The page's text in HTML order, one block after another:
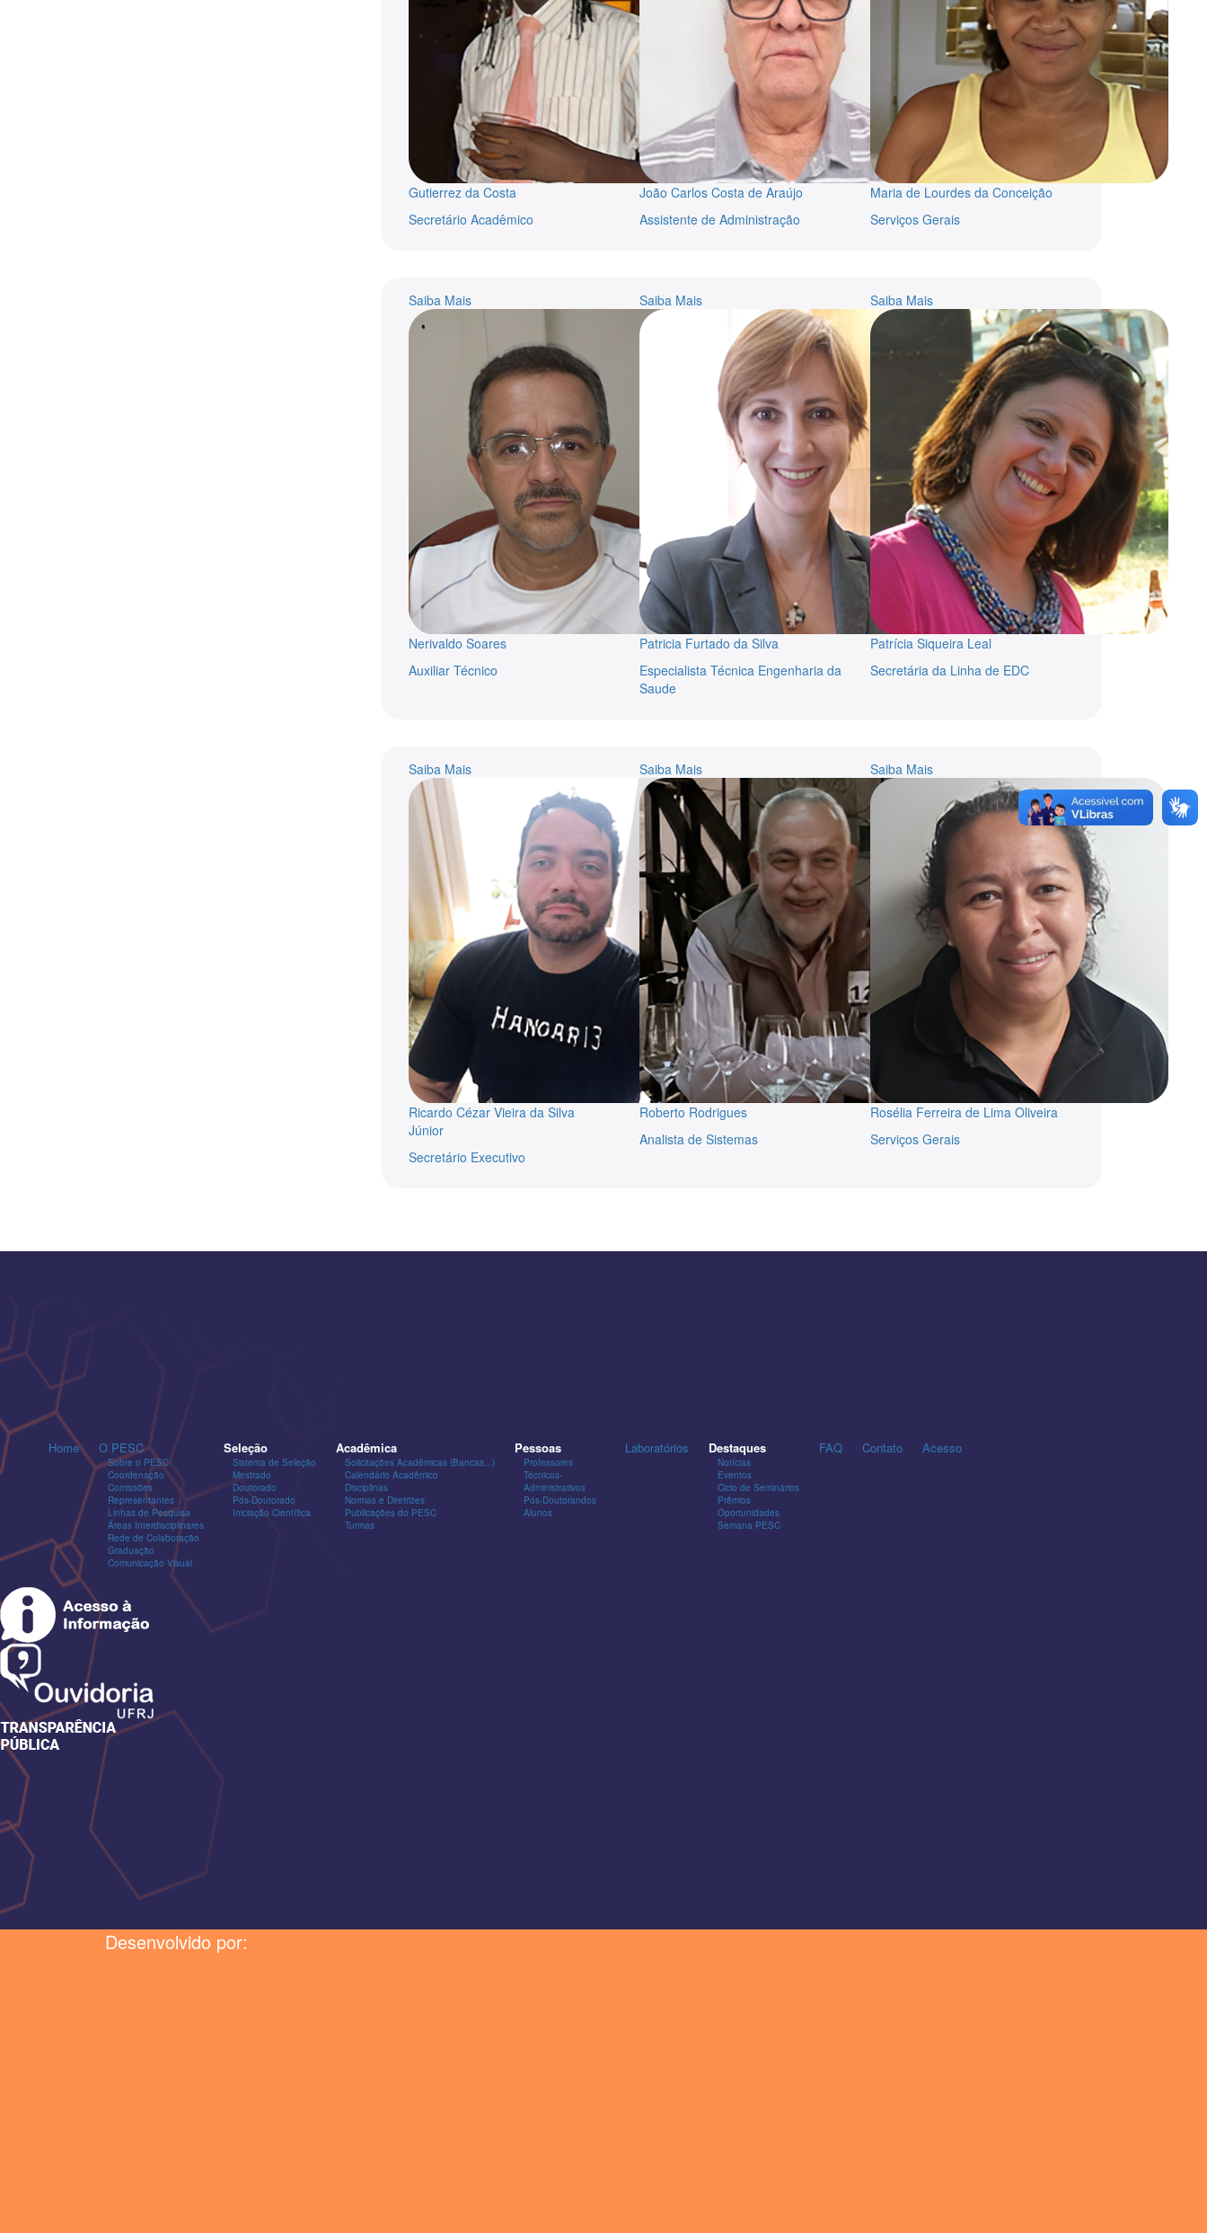
Gutierrez da Costa
Secretário Acadêmico
João Carlos Costa de Araújo
Assistente de Administração
Maria de Lourdes da Conceição
Serviços Gerais
Saiba Mais
Nerivaldo Soares
Auxiliar Técnico
Saiba Mais
Patricia Furtado da Silva
Especialista Técnica Engenharia da
Saude
Saiba Mais
Patrícia Siqueira Leal
Secretária da Linha de EDC
Saiba Mais
Ricardo Cézar Vieira da Silva
Júnior
Secretário Executivo
Saiba Mais
Roberto Rodrigues
Analista de Sistemas
Saiba Mais
Rosélia Ferreira de Lima Oliveira
Serviços Gerais
Home O PESC
Sobre o PESC
Coordenação
Comissões
Representantes
Linhas de Pesquisa
Áreas Interdisciplinares
Rede de Colaboração
Graduação
Comunicação Visual
Seleção
Sistema de Seleção
Mestrado
Doutorado
Pós-Doutorado
Iniciação Científica
Acadêmica
Solicitações Acadêmicas (Bancas...)
Calendário Acadêmico
Disciplinas
Normas e Diretrizes
Publicações do PESC
Turmas
Pessoas
Professores
Técnicos-
Administrativos
Pós-Doutorandos
Alunos
Laboratórios Destaques
Notícias
Eventos
Ciclo de Seminários
Prêmios
Oportunidades
Semana PESC
FAQ Contato Acesso
Desenvolvido por: